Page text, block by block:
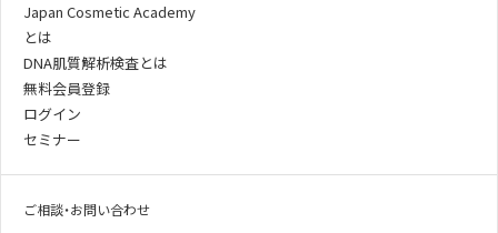
Japan Cosmetic Academy
とは
DNA肌質解析検査とは
無料会員登録
ログイン
セミナー
ご相談・お問い合わせ